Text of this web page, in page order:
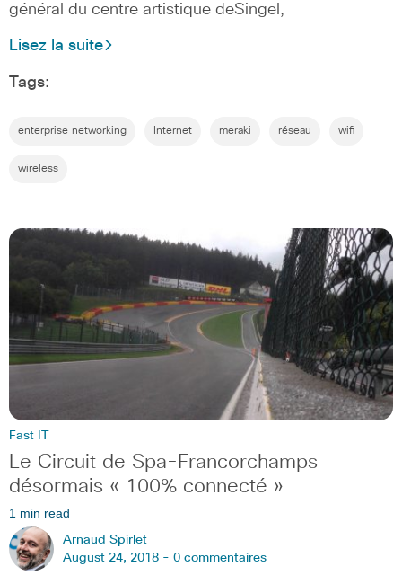
général du centre artistique deSingel,
Lisez la suite
Tags:
enterprise networking Internet meraki réseau wifi
wireless
Fast IT
Le Circuit de Spa-Francorchamps
désormais « 100% connecté »
1 min read
Arnaud Spirlet
August 24, 2018 - 0 commentaires